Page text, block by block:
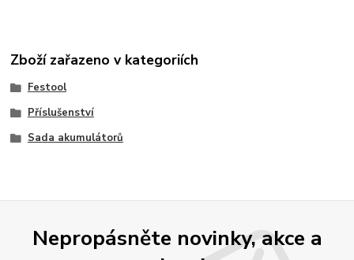
Zboží zařazeno v kategoriích
Festool
Příslušenství
Sada akumulátorů
Nepropásněte novinky, akce a